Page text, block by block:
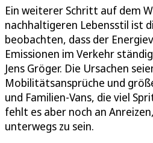
Ein weiterer Schritt auf dem
nachhaltigeren Lebensstil ist
beobachten, dass der
Emissionen im Verkehr
Jens Gröger. Die Ursachen
Mobilitätsansprüche und
und Familien-Vans, die viel
fehlt es aber noch an
unterwegs zu sein.